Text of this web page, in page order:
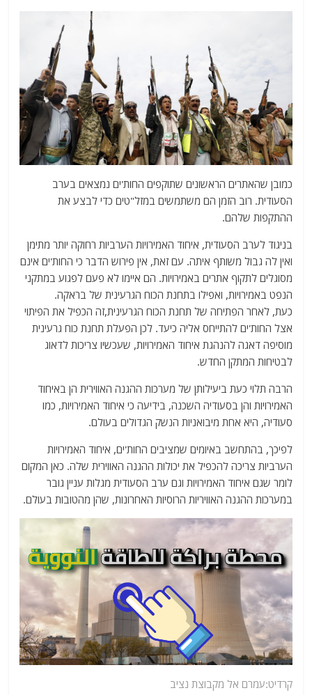
כמובן שהאתרים הראשונים שתוקפים החות'ים נמצאים בערב
הסעודית. רוב הזמן הם משתמשים במזל"טים כדי לבצע את
ההתקפות שלהם.
בניגוד לערב הסעודית, איחוד האמירויות הערביות רחוקה יותר מתימן
ואין לה גבול משותף איתה. עם זאת, אין פירוש הדבר כי החות'ים אינם
מסוגלים לתקוף אתרים באמירויות. הם איימו לא פעם לפגוע במתקני
הנפט באמירויות, ואפילו בתחנת הכוח הגרעינית של בראקה.
כעת, לאחר הפתיחה של תחנת הכוח הגרעינית,זה הכפיל את הפיתוי
אצל החות'ים להתייחס אליה כיעד. לכן הפעלת תחנת כוח גרעינית
מוסיפה דאגה להנהגת איחוד האמירויות, שעכשיו צריכות לדאוג
לבטיחות המתקן החדש.
הרבה תלוי כעת ביעילותן של מערכות ההגנה האווירית הן באיחוד
האמירויות והן בסעודיה השכנה, בידיעה כי איחוד האמירויות, כמו
סעודיה, היא אחת מיבואניות הנשק הגדולים בעולם.
לפיכך, בהתחשב באיומים שמציבים החות'ים, איחוד האמירויות
הערביות צריכה להכפיל את יכולות ההגנה האווירית שלה. כאן המקום
לומר שגם איחוד האמירויות וגם ערב הסעודית מגלות עניין גובר
במערכות ההגנה האוויריות הרוסיות האחרונות, שהן מהטובות בעולם.
קרדיט:עמרם אל מקבוצת נציב